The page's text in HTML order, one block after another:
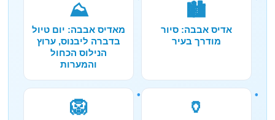
🏙️
אדיס אבבה: סיור
מודרך בעיר
⛰️
מאדיס אבבה: יום טיול
בדברה ליבנוס, ערוץ
הנילוס הכחול
והמערות
🏺
🦁